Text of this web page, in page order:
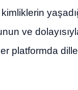
ve
platformda